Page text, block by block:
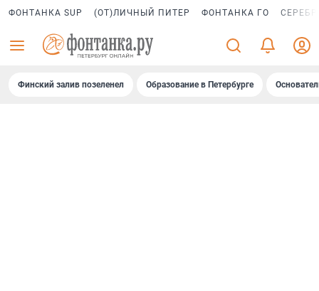
ФОНТАНКА SUP (ОТ)ЛИЧНЫЙ ПИТЕР ФОНТАНКА ГО
Финский залив позеленел Образование в Петербурге